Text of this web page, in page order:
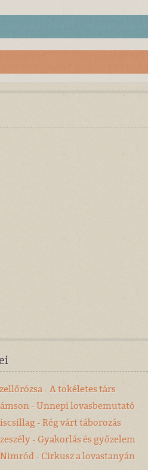
- A tökéletes társ
- Ünnepi lovasbemutató
- Rég várt táborozás
- Gyakorlás és győzelem
- Cirkusz a lovastanyán